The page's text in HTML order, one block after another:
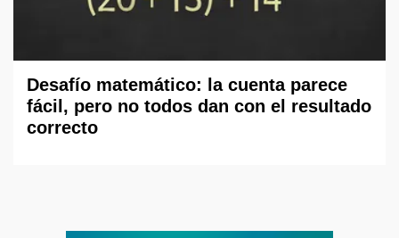
Desafío matemático: la cuenta parece
fácil, pero no todos dan con el resultado
correcto